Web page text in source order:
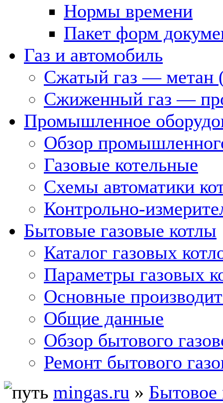
Нормы времени
Пакет форм
Газ и автомобиль
Сжатый газ — метан
Сжиженный газ —
Промышленное
Обзор
Газовые котельные
Схемы автоматики
Контрольно-
Бытовые газовые котлы
Каталог газовых
Параметры газовых
Основные
Общие данные
Обзор бытового
Ремонт бытового
mingas.ru » Бытовое